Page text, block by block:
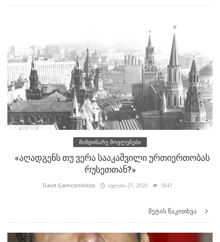
მიმდინარე მოვლენები
«აღადგენს თუ ვერა სააკაშვილი ურთიერთობას
რუსეთთან?»
Davit.Gamcemlidze ივლისი 27, 2020 1847
მეტის წაკითხვა